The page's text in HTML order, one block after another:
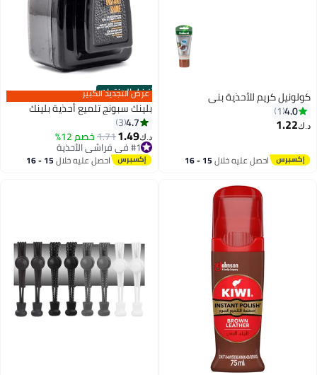
كولونيل كريم للأحذية بني
4.0
1
د.ك‏1.22
احصل عليه خلال 15 - 16
أفضل المنتجات
عرض التجديد الكبير
بلينك سبونج تلميع أحذية بلينك
4.7
3
د.ك‏1.49
1.71خصم 12%
#1 في فراشي الأحذية
#1 في فراشي الأحذية احصل عليه خلال 15 - 16